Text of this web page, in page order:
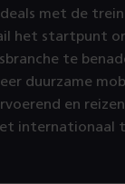
met de
het startpunt
te
duurzame
en
internationaal